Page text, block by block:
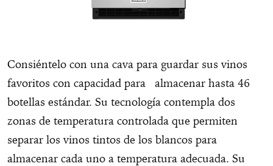
Consiéntelo con una cava para guardar sus vinos
favoritos con capacidad para almacenar hasta 46
botellas estándar. Su tecnología contempla dos
zonas de temperatura controlada que permiten
separar los vinos tintos de los blancos para
almacenar cada uno a temperatura adecuada. Su